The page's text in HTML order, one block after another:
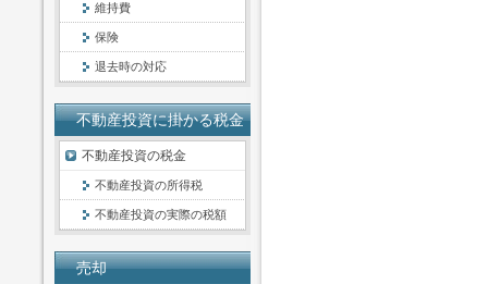
維持費
保険
退去時の対応
不動産投資に掛かる税金
不動産投資の税金
不動産投資の所得税
不動産投資の実際の税額
売却